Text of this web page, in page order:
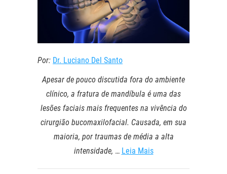
Por: Dr. Luciano Del Santo
Apesar de pouco discutida fora do ambiente
clínico, a fratura de mandíbula é uma das
lesões faciais mais frequentes na vivência do
cirurgião bucomaxilofacial. Causada, em sua
maioria, por traumas de média a alta
intensidade, … Leia Mais